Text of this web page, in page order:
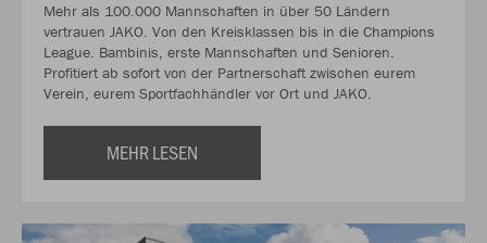
Mehr als 100.000 Mannschaften in über 50 Ländern
vertrauen JAKO. Von den Kreisklassen bis in die Champions
League. Bambinis, erste Mannschaften und Senioren.
Profitiert ab sofort von der Partnerschaft zwischen eurem
Verein, eurem Sportfachhändler vor Ort und JAKO.
MEHR LESEN